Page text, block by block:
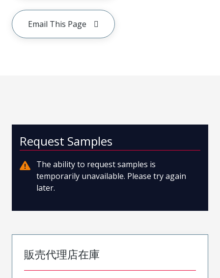
Email This Page
Request Samples
The ability to request samples is
temporarily unavailable. Please try again
later.
販売代理店在庫